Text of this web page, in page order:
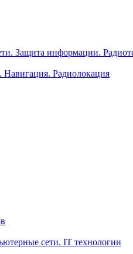
Защита информации.
Радиолокация
сети. IT технологии